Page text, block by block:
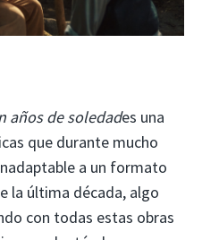
años de soledades una
que durante mucho
a un formato
la última década, algo
con todas estas obras